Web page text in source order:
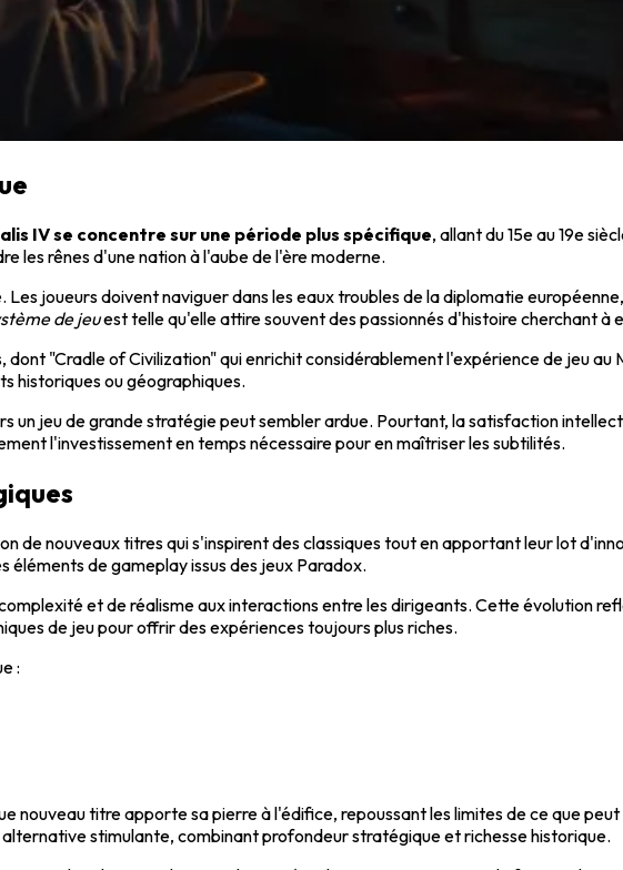
IV se concentre sur une période plus spécifique, allant du 15e au 19e
les rênes d'une nation à l'aube de l'ère moderne.
joueurs doivent naviguer dans les eaux troubles de la diplomatie
de jeuest telle qu'elle attire souvent des passionnés d'histoire cherchant à
"Cradle of Civilization" qui enrichit considérablement l'expérience de jeu
historiques ou géographiques.
un jeu de grande stratégie peut sembler ardue. Pourtant, la satisfaction
l'investissement en temps nécessaire pour en maîtriser les subtilités.
de nouveaux titres qui s'inspirent des classiques tout en apportant leur lot
de gameplay issus des jeux Paradox.
et de réalisme aux interactions entre les dirigeants. Cette évolution
de jeu pour offrir des expériences toujours plus riches.
:
nouveau titre apporte sa pierre à l'édifice, repoussant les limites de ce que
stimulante, combinant profondeur stratégique et richesse historique.